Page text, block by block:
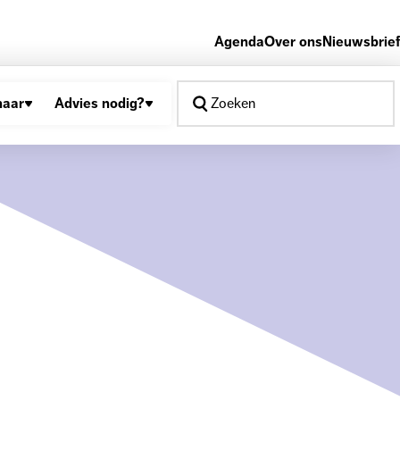
AgendaOver onsNieuwsbrief
Advies nodig? Zoeken